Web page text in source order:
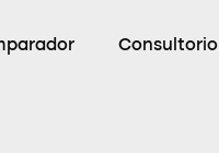
Consultorio